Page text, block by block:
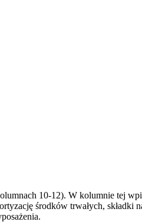
10-12). W kolumnie tej
środków trwałych,